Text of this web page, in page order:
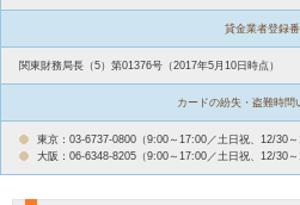
貸金業者登録
関東財務局長（5）第01376号（2017年5月10日時点）
カードの紛失・盗難時問
東京：03-6737-0800（9:00～17:00／土日祝、12/30～
大阪：06-6348-8205（9:00～17:00／土日祝、12/30～